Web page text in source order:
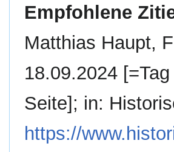
Empfohlene
Matthias Haupt,
18.09.2024
Seite]; in:
https://